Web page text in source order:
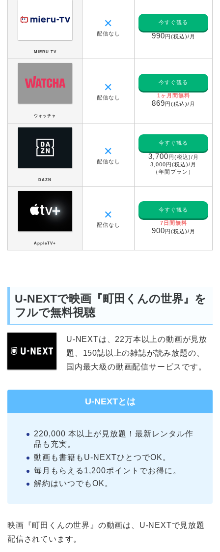
MIERU TV
✕
配信なし
今すぐ観る
990円(税込)/月
ウォッチャ
✕
配信なし
今すぐ観る
1ヶ月間無料
869円(税込)/月
DAZN
✕
配信なし
今すぐ観る
3,700円(税込)/月
3,000円(税込)/月
（年間プラン）
AppleTV+
✕
配信なし
今すぐ観る
7日間無料
900円(税込)/月
U-NEXTで映画『町田くんの世界』を
フルで無料視聴
U-NEXTは、22万本以上の動画が見放
題、150誌以上の雑誌が読み放題の、
国内最大級の動画配信サービスです。
U-NEXTとは
220,000 本以上が見放題！最新レンタル作
品も充実。
動画も書籍もU-NEXTひとつでOK。
毎月もらえる1,200ポイントでお得に。
解約はいつでもOK。
映画『町田くんの世界』の動画は、U-NEXTで見放題
配信されています。